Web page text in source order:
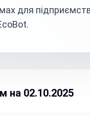
для
на 02.10.2025